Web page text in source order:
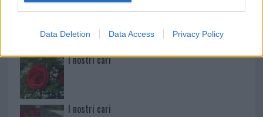
Data Deletion Data Access Privacy Policy
Martina Agostina Diturco
I nostri cari
I nostri cari